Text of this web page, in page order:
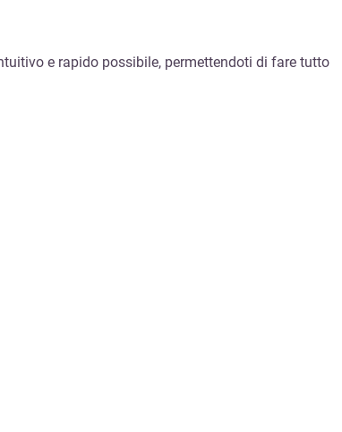
e rapido possibile, permettendoti di fare tutto